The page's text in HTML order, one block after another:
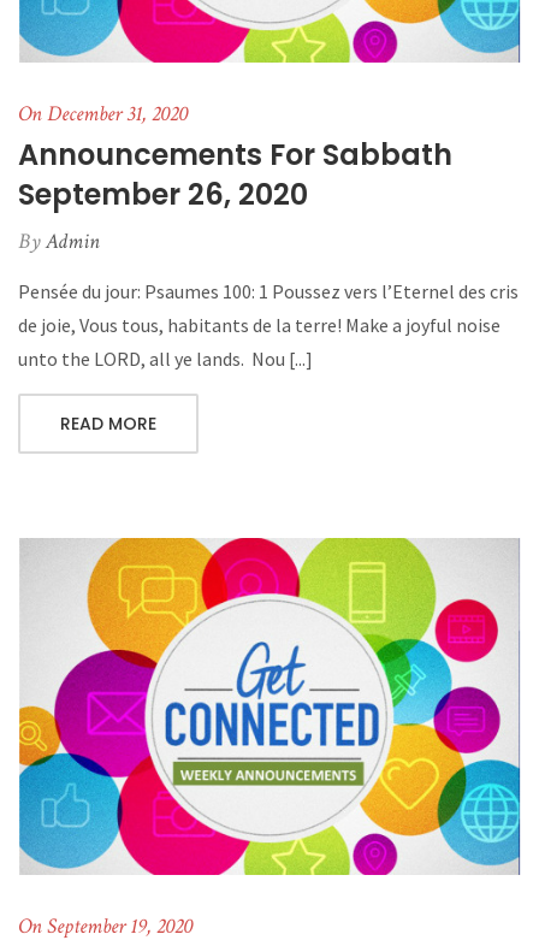
On December 31, 2020
Announcements For Sabbath
September 26, 2020
ByAdmin
Pensée du jour: Psaumes 100: 1 Poussez vers l’Eternel des cris
de joie, Vous tous, habitants de la terre! Make a joyful noise
unto the LORD, all ye lands. Nou [...]
READ MORE
On September 19, 2020